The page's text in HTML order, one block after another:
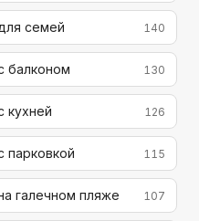
семей 140
балконом 130
кухней 126
парковкой 115
галечном пляже 107